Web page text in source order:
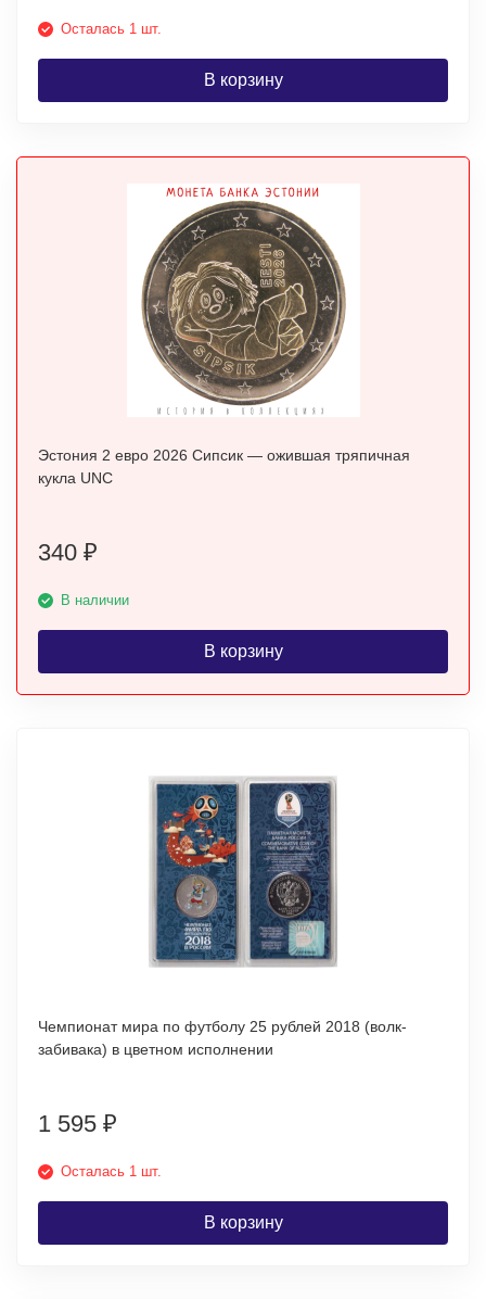
Осталась 1 шт.
В корзину
Эстония 2 евро 2026 Сипсик — ожившая тряпичная
кукла UNC
340 ₽
В наличии
В корзину
Чемпионат мира по футболу 25 рублей 2018 (волк-
забивака) в цветном исполнении
1 595 ₽
Осталась 1 шт.
В корзину